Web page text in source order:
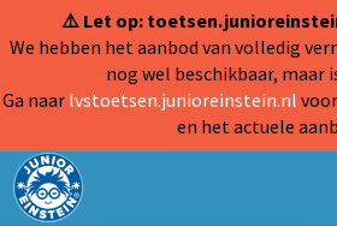
⚠️ Let op:
We hebben het aanbod van volledig
nog wel beschikbaar, maar
Ga naar lvstoetsen.junioreinstein.nl
en het actuele